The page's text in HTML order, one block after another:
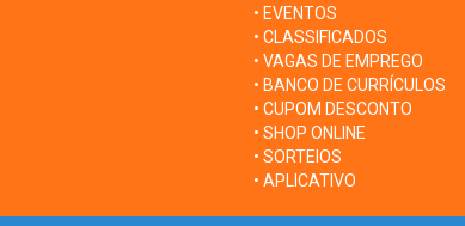
• EVENTOS
• CLASSIFICADOS
• VAGAS DE EMPREGO
• BANCO DE CURRÍCULOS
• CUPOM DESCONTO
• SHOP ONLINE
• SORTEIOS
• APLICATIVO